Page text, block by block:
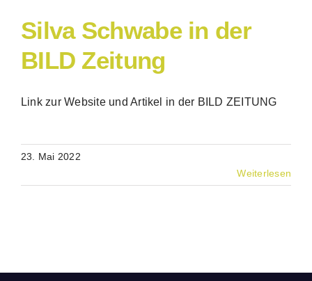
Silva Schwabe in der
BILD Zeitung
Link zur Website und Artikel in der BILD ZEITUNG
23. Mai 2022
Weiterlesen